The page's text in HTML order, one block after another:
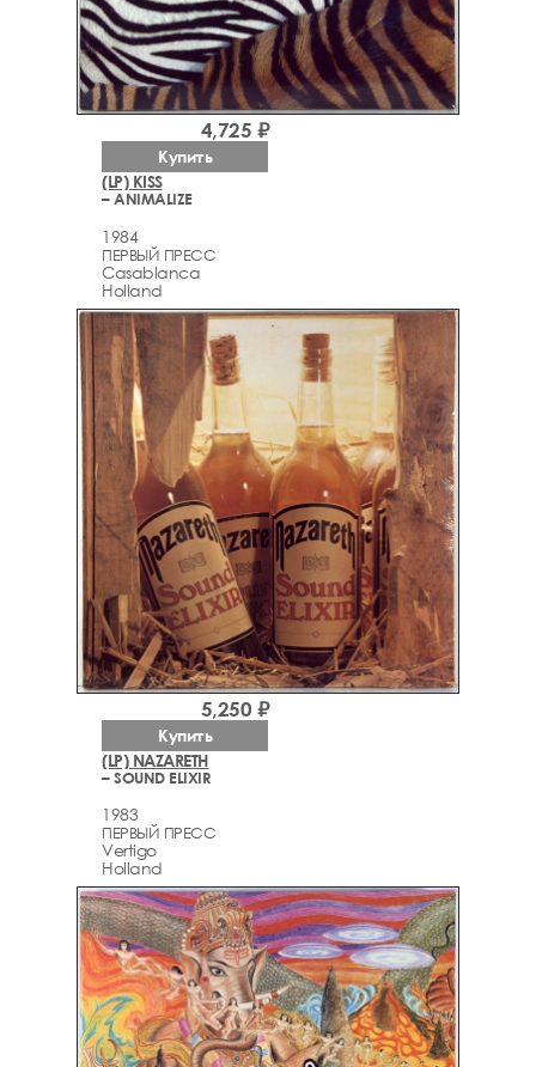
(LP) KISS
– ANIMALIZE
1984
ПЕРВЫЙ ПРЕСС
Casablanca
Holland
4,725 ₽
Купить
(LP) NAZARETH
– SOUND ELIXIR
1983
ПЕРВЫЙ ПРЕСС
Vertigo
Holland
5,250 ₽
Купить